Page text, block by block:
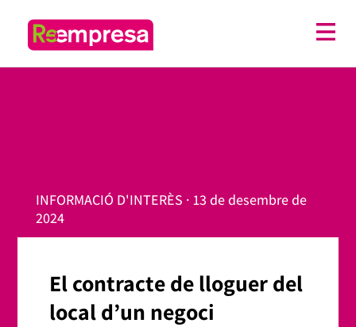
INFORMACIÓ D'INTERÈS · 13 de desembre de
2024
El contracte de lloguer del
local d’un negoci